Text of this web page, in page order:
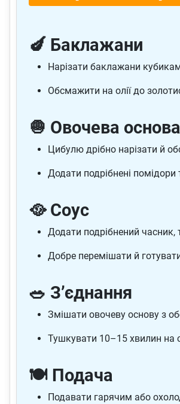
🍆 Баклажани
Нарізати баклажани
Обсмажити на олії до
🧅 Овочева основа
Цибулю дрібно нарізати й
Додати подрібнені
🥘 Соус
Додати подрібнений часник,
Добре перемішати й
🥗 З’єднання
Змішати овочеву основу з
Тушкувати 10–15 хвилин на
🍽️ Подача
Подавати гарячим або